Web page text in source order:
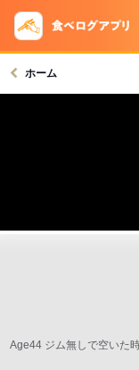
ホーム
Age44 ジム無しで空いた